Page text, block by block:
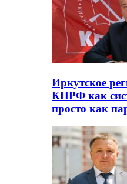
Иркутское
КПРФ как
просто как